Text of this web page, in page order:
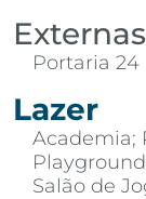
Externas
Portaria 24
Lazer
Academia;
Salão de